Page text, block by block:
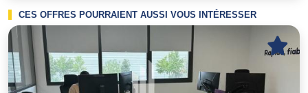
CES OFFRES POURRAIENT AUSSI VOUS INTÉRESSER